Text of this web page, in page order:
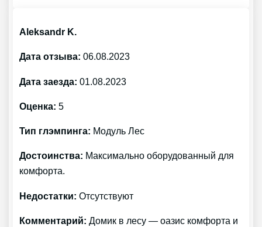
Aleksandr K.
Дата отзыва: 06.08.2023
Дата заезда: 01.08.2023
Оценка: 5
Тип глэмпинга: Модуль Лес
Достоинства: Максимально оборудованный для
комфорта.
Недостатки: Отсутствуют
Комментарий: Домик в лесу — оазис комфорта и